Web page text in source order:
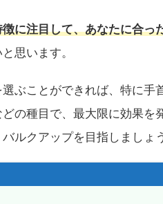
に注目して、あなたに合っ
思います。
ぶことができれば、特に手
の種目で、最大限に効果を
ルクアップを目指しましょ